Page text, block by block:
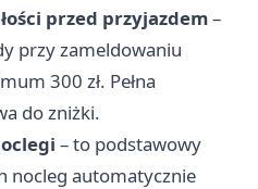
przed przyjazdem–
przy zameldowaniu
300 zł. Pełna
do zniżki.
– to podstawowy
nocleg automatycznie